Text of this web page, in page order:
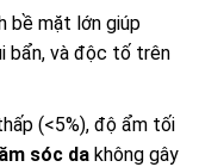
bề mặt lớn giúp
bẩn, và độc tố trên
(<5%), độ ẩm tối
sóc dakhông gây